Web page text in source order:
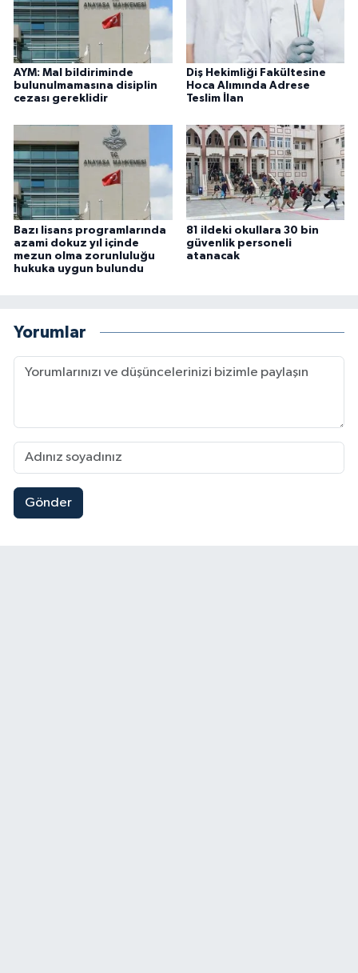
AYM: Mal bildiriminde
bulunulmamasına disiplin
cezası gereklidir
Diş Hekimliği Fakültesine
Hoca Alımında Adrese
Teslim İlan
Bazı lisans programlarında
azami dokuz yıl içinde
mezun olma zorunluluğu
hukuka uygun bulundu
81 ildeki okullara 30 bin
güvenlik personeli
atanacak
Yorumlar
Gönder